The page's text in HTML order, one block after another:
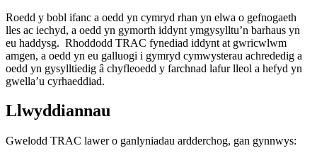
Roedd y bobl ifanc a oedd yn cymryd rhan yn elwa o gefnogaeth
lles ac iechyd, a oedd yn gymorth iddynt ymgysylltu’n barhaus yn
eu haddysg. Rhoddodd TRAC fynediad iddynt at gwricwlwm
amgen, a oedd yn eu galluogi i gymryd cymwysterau achrededig a
oedd yn gysylltiedig â chyfleoedd y farchnad lafur lleol a hefyd yn
gwella’u cyrhaeddiad.
Llwyddiannau
Gwelodd TRAC lawer o ganlyniadau ardderchog, gan gynnwys: